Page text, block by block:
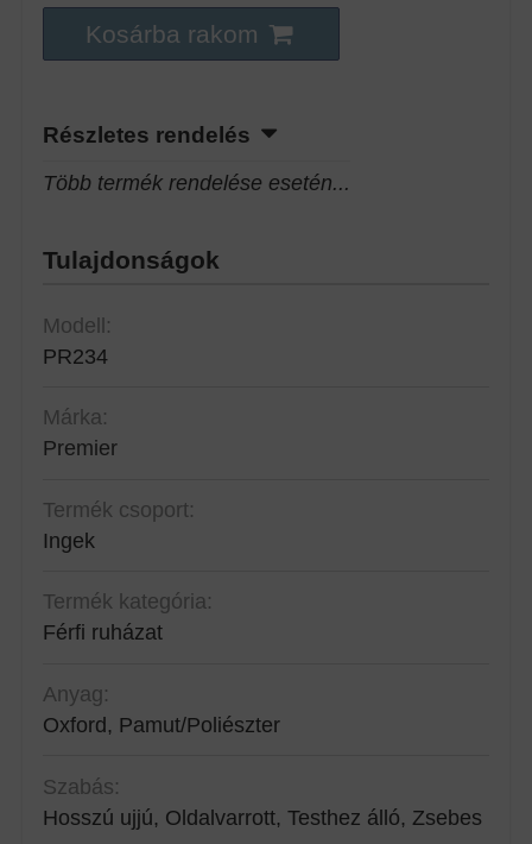
Kosárba rakom
Részletes rendelés
Több termék rendelése esetén...
Tulajdonságok
Modell:
PR234
Márka:
Premier
Termék csoport:
Ingek
Termék kategória:
Férfi ruházat
Anyag:
Oxford, Pamut/Poliészter
Szabás:
Hosszú ujjú, Oldalvarrott, Testhez álló, Zsebes